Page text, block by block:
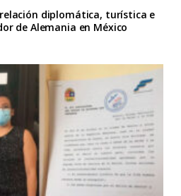
diplomática, turística e
de Alemania en México